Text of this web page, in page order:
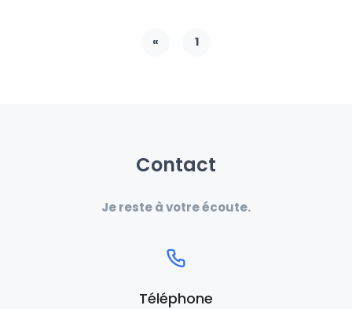
« 1
Contact
Je reste à votre écoute.
Téléphone